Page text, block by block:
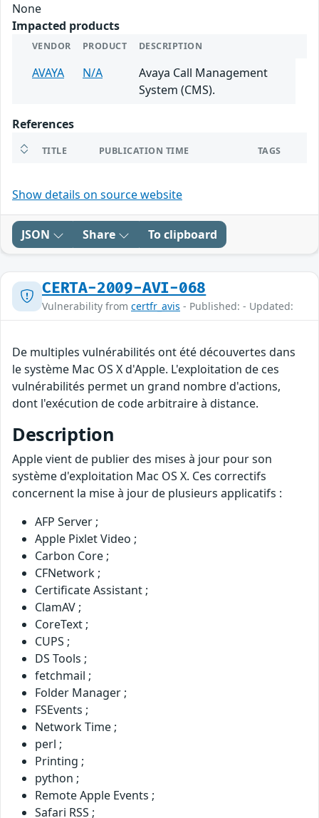
None
Impacted products
VENDOR PRODUCT DESCRIPTION
AVAYA N/A
Avaya Call Management
System (CMS).
References
TITLE PUBLICATION TIME TAGS
Show details on source website
JSON Share To clipboard
CERTA-2009-AVI-068
Vulnerability from certfr_avis - Published: - Updated:
De multiples vulnérabilités ont été découvertes dans
le système Mac OS X d'Apple. L'exploitation de ces
vulnérabilités permet un grand nombre d'actions,
dont l'exécution de code arbitraire à distance.
Description
Apple vient de publier des mises à jour pour son
système d'exploitation Mac OS X. Ces correctifs
concernent la mise à jour de plusieurs applicatifs :
AFP Server ;
Apple Pixlet Video ;
Carbon Core ;
CFNetwork ;
Certificate Assistant ;
ClamAV ;
CoreText ;
CUPS ;
DS Tools ;
fetchmail ;
Folder Manager ;
FSEvents ;
Network Time ;
perl ;
Printing ;
python ;
Remote Apple Events ;
Safari RSS ;